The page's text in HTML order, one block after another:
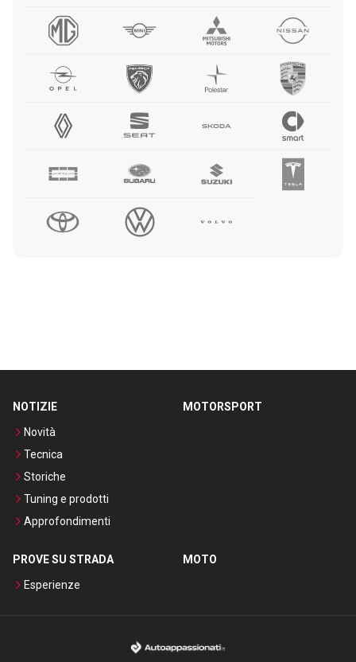
NOTIZIE
Novità
Tecnica
Storiche
Tuning e prodotti
Approfondimenti
MOTORSPORT
PROVE SU STRADA
Esperienze
MOTO